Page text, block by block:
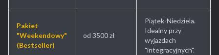
Pakiet
"Weekendowy"
(Bestseller)
od 3500 zł
Piątek-Niedziela.
Idealny przy
wyjazdach
"integracyjnych".